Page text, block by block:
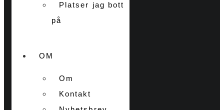
Platser jag bott
på
OM
Om
Kontakt